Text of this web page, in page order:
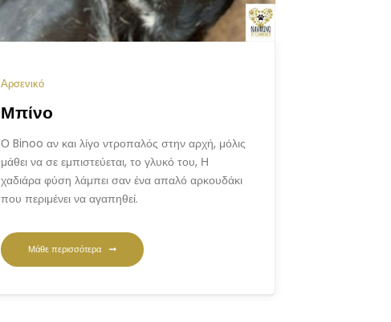
Αρσενικό
Μπίνο
Ο Binoo αν και λίγο ντροπαλός στην αρχή, μόλις
μάθει να σε εμπιστεύεται, το γλυκό του, Η
χαδιάρα φύση λάμπει σαν ένα απαλό αρκουδάκι
που περιμένει να αγαπηθεί.
Μάθε περισσότερα